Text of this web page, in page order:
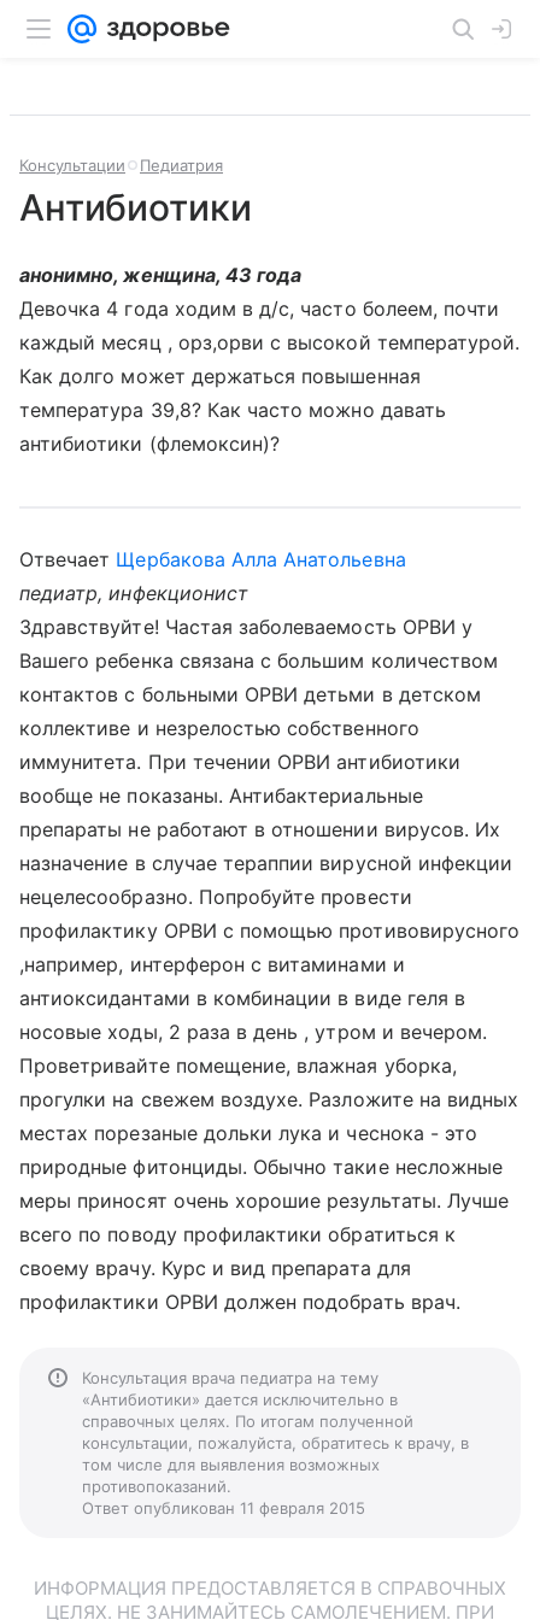
Консультации Педиатрия
Антибиотики
анонимно, женщина, 43 года
Девочка 4 года ходим в д/с, часто болеем, почти
каждый месяц , орз,орви с высокой температурой.
Как долго может держаться повышенная
температура 39,8? Как часто можно давать
антибиотики (флемоксин)?
Отвечает Щербакова Алла Анатольевна
педиатр, инфекционист
Здравствуйте! Частая заболеваемость ОРВИ у
Вашего ребенка связана с большим количеством
контактов с больными ОРВИ детьми в детском
коллективе и незрелостью собственного
иммунитета. При течении ОРВИ антибиотики
вообще не показаны. Антибактериальные
препараты не работают в отношении вирусов. Их
назначение в случае тераппии вирусной инфекции
нецелесообразно. Попробуйте провести
профилактику ОРВИ с помощью противовирусного
,например, интерферон с витаминами и
антиоксидантами в комбинации в виде геля в
носовые ходы, 2 раза в день , утром и вечером.
Проветривайте помещение, влажная уборка,
прогулки на свежем воздухе. Разложите на видных
местах порезаные дольки лука и чеснока - это
природные фитонциды. Обычно такие несложные
меры приносят очень хорошие результаты. Лучше
всего по поводу профилактики обратиться к
своему врачу. Курс и вид препарата для
профилактики ОРВИ должен подобрать врач.
Консультация врача педиатра на тему
«Антибиотики» дается исключительно в
справочных целях. По итогам полученной
консультации, пожалуйста, обратитесь к врачу, в
том числе для выявления возможных
противопоказаний.
Ответ опубликован 11 февраля 2015
ИНФОРМАЦИЯ ПРЕДОСТАВЛЯЕТСЯ В СПРАВОЧНЫХ
ЦЕЛЯХ. НЕ ЗАНИМАЙТЕСЬ САМОЛЕЧЕНИЕМ. ПРИ